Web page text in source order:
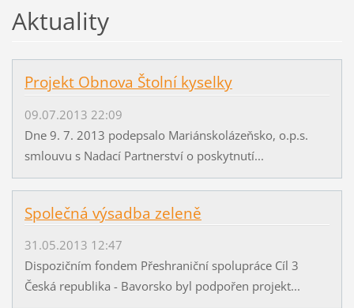
Aktuality
Projekt Obnova Štolní kyselky
09.07.2013 22:09
Dne 9. 7. 2013 podepsalo Mariánskolázeňsko, o.p.s.
smlouvu s Nadací Partnerství o poskytnutí...
Společná výsadba zeleně
31.05.2013 12:47
Dispozičním fondem Přeshraniční spolupráce Cíl 3
Česká republika - Bavorsko byl podpořen projekt...